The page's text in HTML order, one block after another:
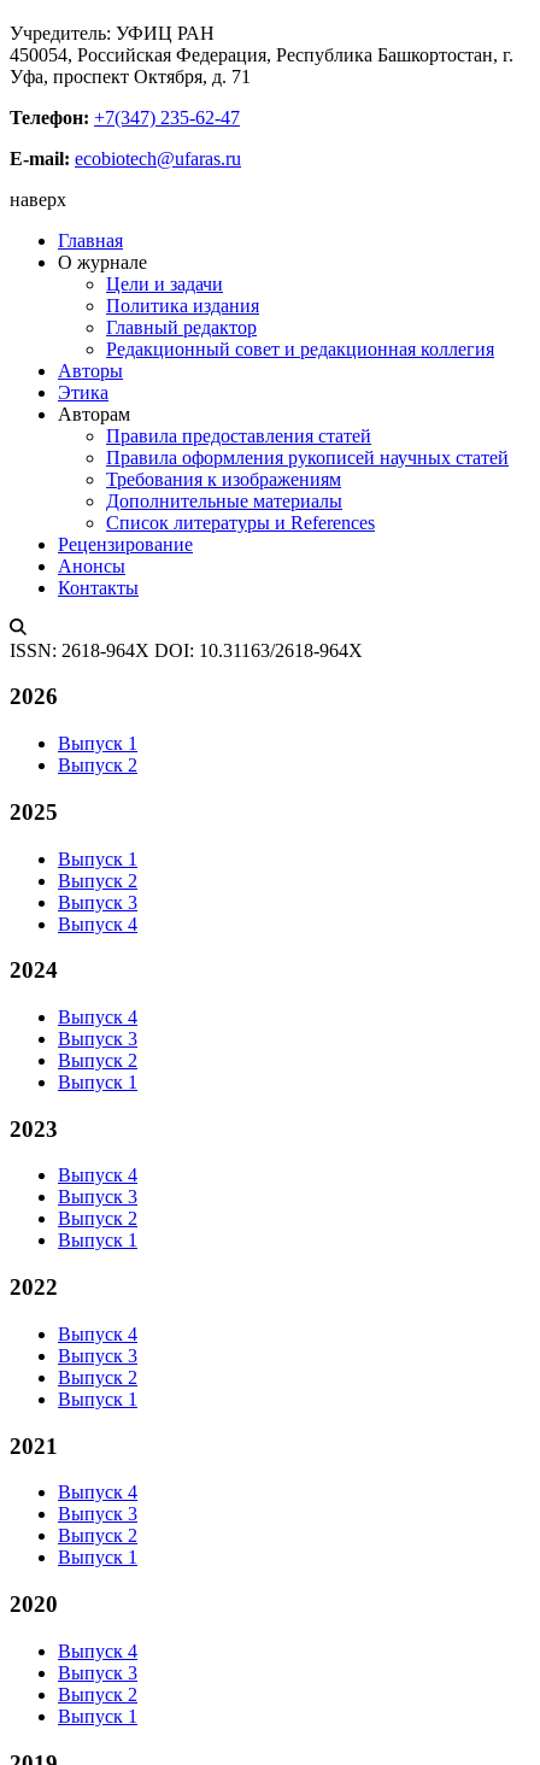
Учредитель: УФИЦ РАН
450054, Российская Федерация, Республика Башкортостан, г.
Уфа, проспект Октября, д. 71
Телефон: +7(347) 235-62-47
E-mail: ecobiotech@ufaras.ru
наверх
Главная
О журнале
Цели и задачи
Политика издания
Главный редактор
Редакционный совет и редакционная коллегия
Авторы
Этика
Авторам
Правила предоставления статей
Правила оформления рукописей научных статей
Требования к изображениям
Дополнительные материалы
Список литературы и References
Рецензирование
Анонсы
Контакты
ISSN: 2618-964X DOI: 10.31163/2618-964X
2026
Выпуск 1
Выпуск 2
2025
Выпуск 1
Выпуск 2
Выпуск 3
Выпуск 4
2024
Выпуск 4
Выпуск 3
Выпуск 2
Выпуск 1
2023
Выпуск 4
Выпуск 3
Выпуск 2
Выпуск 1
2022
Выпуск 4
Выпуск 3
Выпуск 2
Выпуск 1
2021
Выпуск 4
Выпуск 3
Выпуск 2
Выпуск 1
2020
Выпуск 4
Выпуск 3
Выпуск 2
Выпуск 1